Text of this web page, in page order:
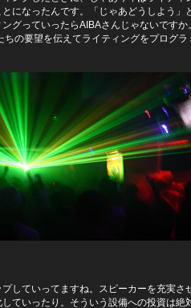
になったんです。「じゃあどうしよう」
グっていったらAIBAさんじゃないですか
ちの要望を伝えてライティングをプログラ
していってますね。スピーカーを充実さ
ていったり。そういう設備への投資は絶